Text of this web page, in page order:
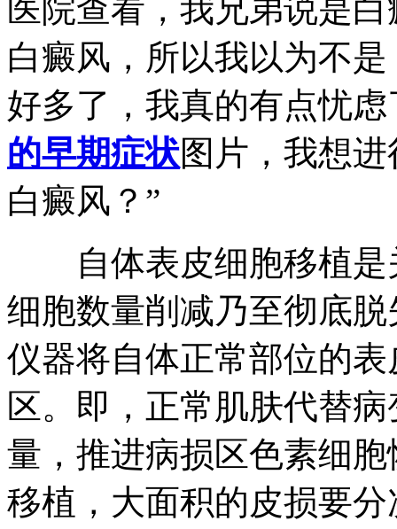
医院查看，我兄弟说是
白癜风，所以我以为不
好多了，我真的有点忧
的早期症状图片，我想
白癜风？”
自体表皮细胞移植是
细胞数量削减乃至彻底
仪器将自体正常部位的
区。即，正常肌肤代替
量，推进病损区色素细
移植，大面积的皮损要